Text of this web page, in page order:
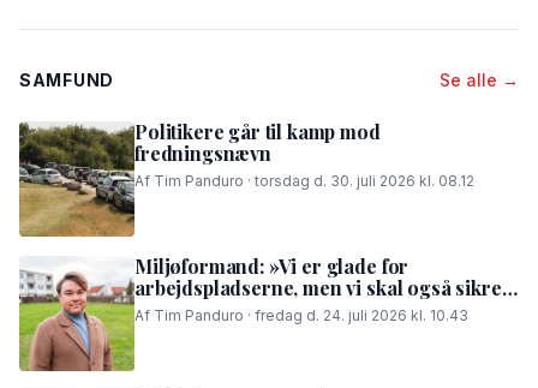
SAMFUND Se alle →
Politikere går til kamp mod
fredningsnævn
Af Tim Panduro · torsdag d. 30. juli 2026 kl. 08.12
Miljøformand: »Vi er glade for
arbejdspladserne, men vi skal også sikre,
at folk i området kan få en god nattesøvn«
Af Tim Panduro · fredag d. 24. juli 2026 kl. 10.43